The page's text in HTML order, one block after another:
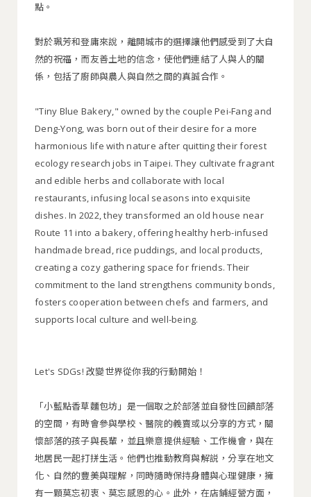
點。
對於珮芳和登庸來說，離開城市的選擇讓他們感受到了大自
然的祝福，而友善土地的信念，使他們連結了人與人的關
係，包括了廚師與農人與自然之間的真誠合作。
"Tiny Blue Bakery," owned by the couple Pei-Fang and
Deng-Yong, was born out of their desire for a more
harmonious life with nature after quitting their forest
ecology research jobs in Taipei. They cultivate fragrant
and edible herbs and collaborate with local
restaurants, infusing local seasons into exquisite
dishes. In 2022, they transformed an old house near
Route 11 into a bakery, offering healthy herb-infused
handmade bread, rice puddings, and local products,
creating a cozy gathering space for friends. Their
commitment to the land strengthens community bonds,
fosters cooperation between chefs and farmers, and
supports local culture and well-being.
Let's SDGs! 改變世界從你我的行動開始！
「小藍點香草麵包坊」是一個取之於部落並自發性回饋部落
的空間，有時會參與學校、醫院的義賣或以分享的方式，關
懷部落的孩子與長輩，並且樂意提供經驗、工作機會，與在
地居民一起打拼生活。他們也推動教育與解説，分享在地文
化、自然的豐美與理解，同時隨時保持身體與心理健康，擁
有一顆莫忘初衷、莫忘感恩的心。此外，在店鋪經營方面，